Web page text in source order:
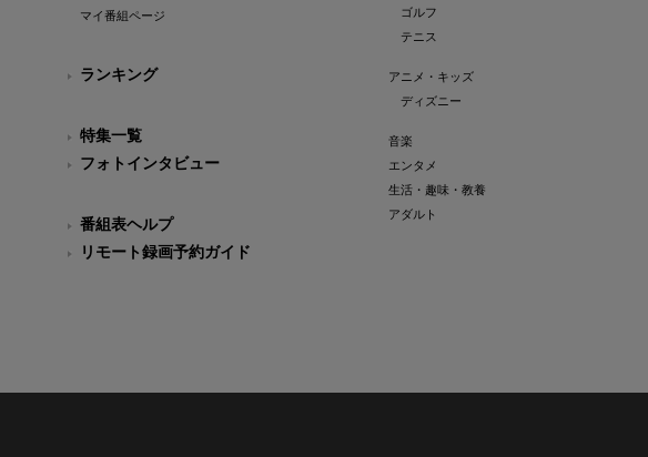
マイ番組ページ
ランキング
特集一覧
フォトインタビュー
番組表ヘルプ
リモート録画予約ガイド
ゴルフ
テニス
アニメ・キッズ
ディズニー
音楽
エンタメ
生活・趣味・教養
アダルト